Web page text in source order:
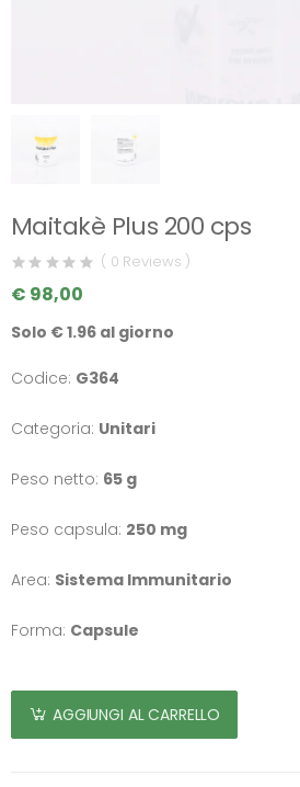
Maitakè Plus 200 cps
( 0 Reviews )
€ 98,00
Solo € 1.96 al giorno
Codice: G364
Categoria: Unitari
Peso netto: 65 g
Peso capsula: 250 mg
Area: Sistema Immunitario
Forma: Capsule
AGGIUNGI AL CARRELLO